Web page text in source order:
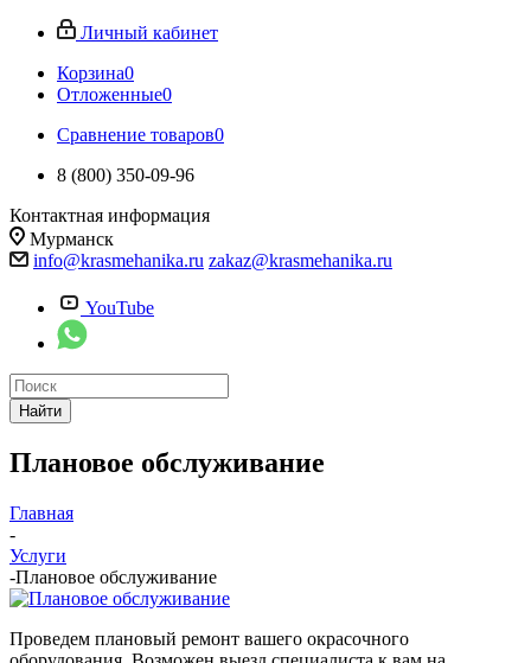
Личный кабинет
Корзина0
Отложенные0
Сравнение товаров0
8 (800) 350-09-96
Контактная информация
Мурманск
info@krasmehanika.ru zakaz@krasmehanika.ru
YouTube
Найти
Плановое обслуживание
Главная
-
Услуги
-Плановое обслуживание
Проведем плановый ремонт вашего окрасочного